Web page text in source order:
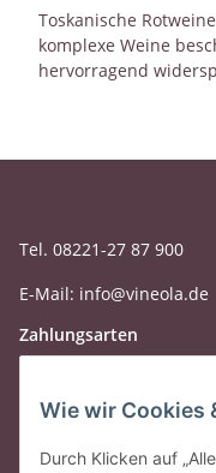
Toskanische
komplexe Weine
hervorragend
Tel. 08221-27 87 900
E-Mail: info@vineola.de
Zahlungsarten
Wie wir Cookies
Durch Klicken auf